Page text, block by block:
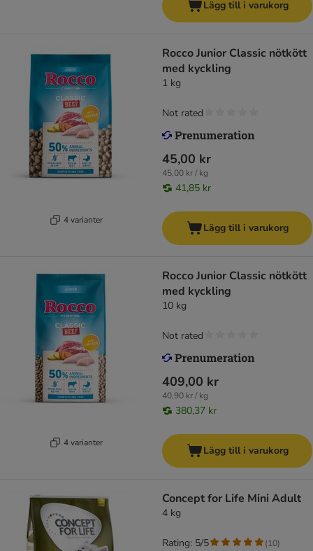
Lägg till i varukorg
4 varianter
Rocco Junior Classic nötkött
med kyckling
1 kg
45,00 kr
45,00 kr / kg
41,85 kr
Not rated
Lägg till i varukorg
4 varianter
Rocco Junior Classic nötkött
med kyckling
10 kg
409,00 kr
40,90 kr / kg
380,37 kr
Not rated
Lägg till i varukorg
Concept for Life Mini Adult
4 kg
Rating: 5/5 (10)